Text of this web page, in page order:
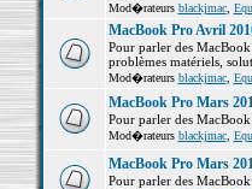
Mod�rateurs blackjmac,
MacBook Pro Avril
Pour parler des
problèmes matériels,
Mod�rateurs blackjmac,
MacBook Pro Mars
Pour parler des
Mod�rateurs blackjmac,
MacBook Pro Mars
Pour parler des